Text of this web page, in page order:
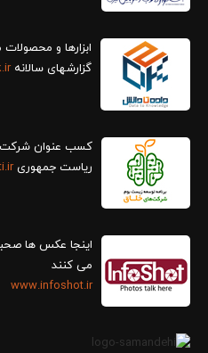
ابزارها و
گزارش‎های سالانه
کسب عنوان شرکت
ریاست جمهوری
اینجا عکس ها
می کنند
www.infoshot.ir